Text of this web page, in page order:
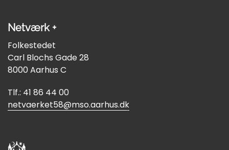
Netværk +
Folkestedet
Carl Blochs Gade 28
8000 Aarhus C
Tlf.: 41 86 44 00
netvaerket58@mso.aarhus.dk